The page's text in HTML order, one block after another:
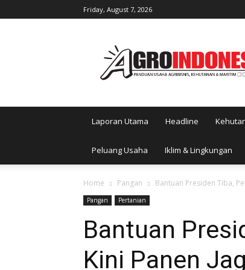
Friday, August 7, 2026
Laporan Utama Headline
Peluang Usaha Iklim & Lingkungan
Home Pangan Bantuan Presiden Tiba,
Pangan Pertanian
Bantuan
Kini Panen